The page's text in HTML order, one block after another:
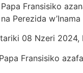
Fransisiko
Perezida
08 Nzeri
Fransisiko